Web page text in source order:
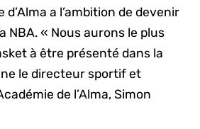
d’Alma a l’ambition de devenir
NBA. « Nous aurons le plus
à être présenté dans la
le directeur sportif et
de l’Alma, Simon